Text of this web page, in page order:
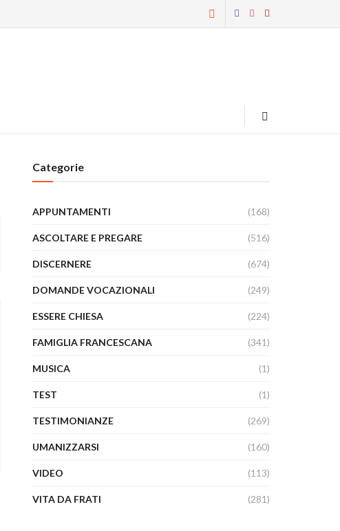
Categorie
APPUNTAMENTI (168)
ASCOLTARE E PREGARE (516)
DISCERNERE (674)
DOMANDE VOCAZIONALI (249)
ESSERE CHIESA (224)
FAMIGLIA FRANCESCANA (341)
MUSICA (1)
TEST (1)
TESTIMONIANZE (269)
UMANIZZARSI (160)
VIDEO (113)
VITA DA FRATI (281)